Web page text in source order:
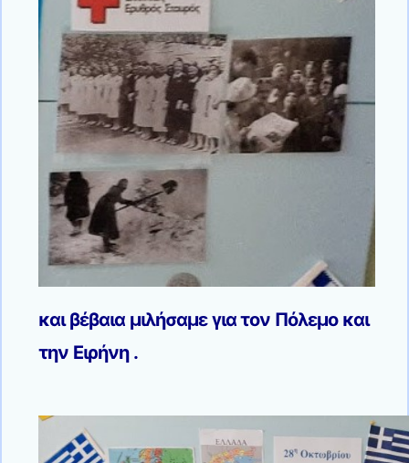
και βέβαια μιλήσαμε για τον Πόλεμο και
την Ειρήνη .